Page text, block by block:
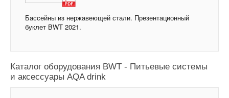
Бассейны из нержавеющей стали. Презентационный
буклет BWT 2021.
Каталог оборудования BWT - Питьевые системы
и аксессуары AQA drink